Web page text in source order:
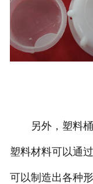
另外，塑料桶
塑料材料可以通
可以制造出各种